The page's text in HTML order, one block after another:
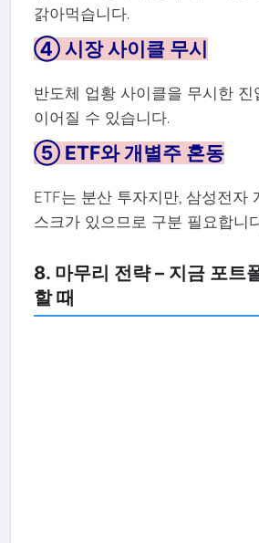
갉아먹습니다.
④ 시장 사이클 무시
반도체 업황 사이클을 무시한 진
이어질 수 있습니다.
⑤ ETF와 개별주 혼동
ETF는 분산 투자지만, 삼성전자
스크가 있으므로 구분 필요합니
8. 마무리 전략 – 지금 포트
할 때